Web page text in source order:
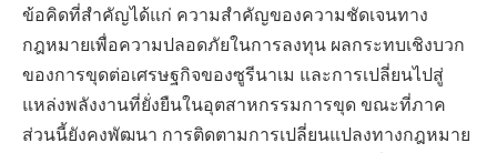
ข้อคิดที่สำคัญได้แก่ ความสำคัญของความชัดเจนทาง
กฎหมายเพื่อความปลอดภัยในการลงทุน ผลกระทบเชิงบวก
ของการขุดต่อเศรษฐกิจของซูรีนาเม และการเปลี่ยนไปสู่
แหล่งพลังงานที่ยั่งยืนในอุตสาหกรรมการขุด ขณะที่ภาค
ส่วนนี้ยังคงพัฒนา การติดตามการเปลี่ยนแปลงทางกฎหมาย